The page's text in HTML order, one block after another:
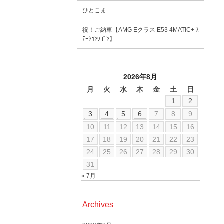
ひとこま
祝！ご納車【AMG Eクラス E53 4MATIC+ ｽ
ﾃｰｼｮﾝﾜｺﾞﾝ】
2026年8月
月
火 水 木 金 土
日
1
2
3
4 5 6 7 8
9
10
11 12 13 14 15
16
17
18 19 20 21 22
23
24
25 26 27 28 29
30
31
« 7月
Archives